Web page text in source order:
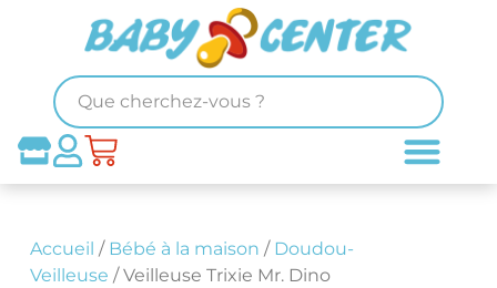
Accueil / Bébé à la maison / Doudou-
Veilleuse / Veilleuse Trixie Mr. Dino